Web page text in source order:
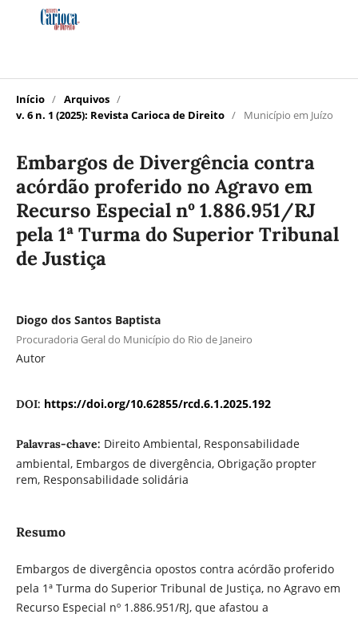
Início / Arquivos /
v. 6 n. 1 (2025): Revista Carioca de Direito / Município em Juízo
Embargos de Divergência contra
acórdão proferido no Agravo em
Recurso Especial nº 1.886.951/RJ
pela 1ª Turma do Superior Tribunal
de Justiça
Diogo dos Santos Baptista
Procuradoria Geral do Município do Rio de Janeiro
Autor
DOI: https://doi.org/10.62855/rcd.6.1.2025.192
Palavras-chave: Direito Ambiental, Responsabilidade
ambiental, Embargos de divergência, Obrigação propter
rem, Responsabilidade solidária
Resumo
Embargos de divergência opostos contra acórdão proferido
pela 1ª Turma do Superior Tribunal de Justiça, no Agravo em
Recurso Especial nº 1.886.951/RJ, que afastou a